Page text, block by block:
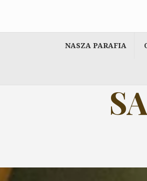
treści
NASZA PARAFIA